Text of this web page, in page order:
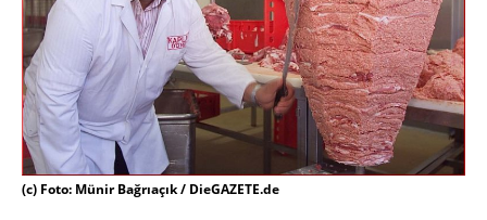
(c) Foto: Münir Bağrıaçık / DieGAZETE.de